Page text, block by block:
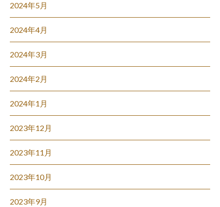
2024年5月
2024年4月
2024年3月
2024年2月
2024年1月
2023年12月
2023年11月
2023年10月
2023年9月